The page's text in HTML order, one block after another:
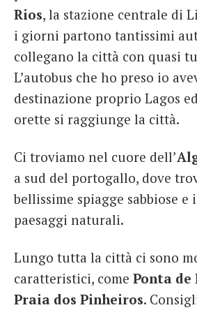
Rios, la stazione centrale di
i giorni partono tantissimi
collegano la città con quasi
L’autobus che ho preso io
destinazione proprio Lagos
orette si raggiunge la città.
Ci troviamo nel cuore dell’
a sud del portogallo, dove
bellissime spiagge sabbiose e
paesaggi naturali.
Lungo tutta la città ci sono
caratteristici, come Ponta de
Praia dos Pinheiros.